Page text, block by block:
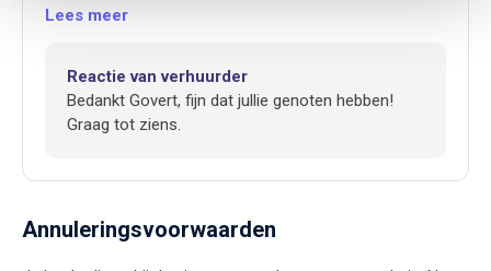
Lees meer
Reactie van verhuurder
Bedankt Govert, fijn dat jullie genoten hebben!
Graag tot ziens.
Annuleringsvoorwaarden